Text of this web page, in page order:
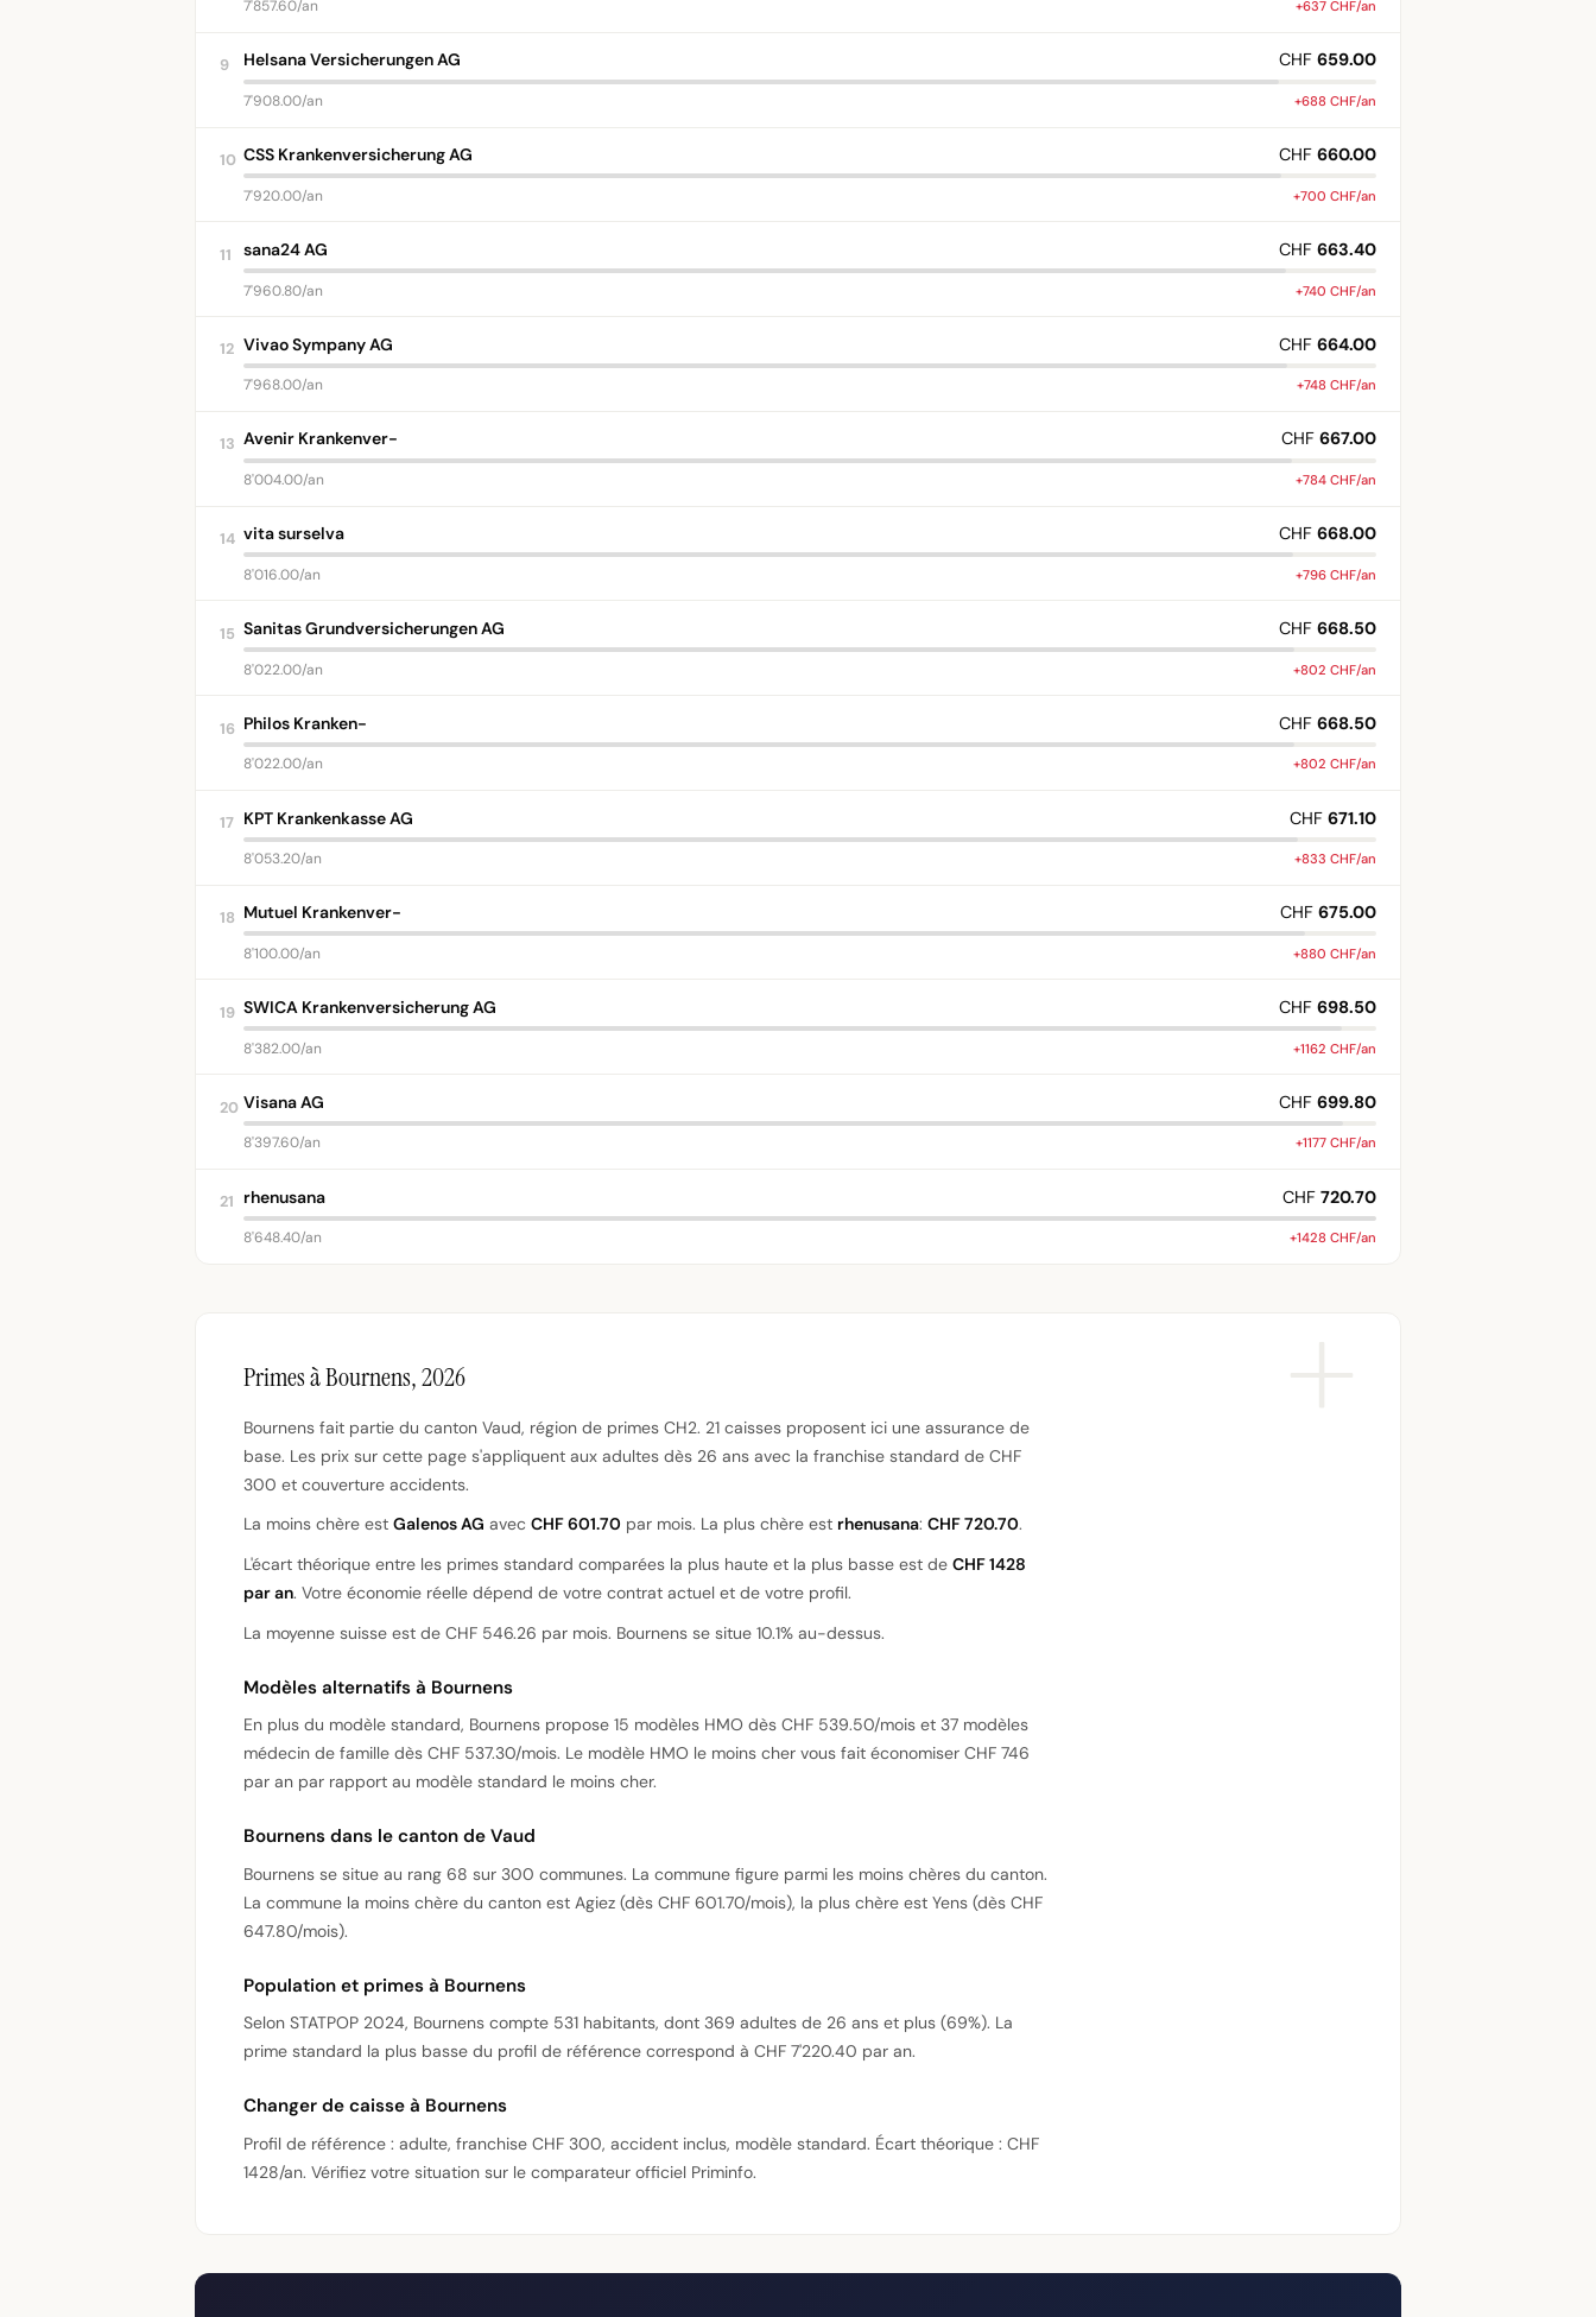
7'857.60/an +637 CHF/an
9 Helsana Versicherungen AG CHF 659.00
7'908.00/an +688 CHF/an
10 CSS Krankenversicherung AG CHF 660.00
7'920.00/an +700 CHF/an
11 sana24 AG CHF 663.40
7'960.80/an +740 CHF/an
12 Vivao Sympany AG CHF 664.00
7'968.00/an +748 CHF/an
13 Avenir Krankenver- CHF 667.00
8'004.00/an +784 CHF/an
14 vita surselva CHF 668.00
8'016.00/an +796 CHF/an
15 Sanitas Grundversicherungen AG CHF 668.50
8'022.00/an +802 CHF/an
16 Philos Kranken- CHF 668.50
8'022.00/an +802 CHF/an
17 KPT Krankenkasse AG CHF 671.10
8'053.20/an +833 CHF/an
18 Mutuel Krankenver- CHF 675.00
8'100.00/an +880 CHF/an
19 SWICA Krankenversicherung AG CHF 698.50
8'382.00/an +1162 CHF/an
20 Visana AG CHF 699.80
8'397.60/an +1177 CHF/an
21 rhenusana CHF 720.70
8'648.40/an +1428 CHF/an
Primes à Bournens, 2026
Bournens fait partie du canton Vaud, région de primes CH2. 21 caisses proposent ici une assurance de
base. Les prix sur cette page s'appliquent aux adultes dès 26 ans avec la franchise standard de CHF
300 et couverture accidents.
La moins chère est Galenos AG avec CHF 601.70 par mois. La plus chère est rhenusana: CHF 720.70.
L'écart théorique entre les primes standard comparées la plus haute et la plus basse est de CHF 1428
par an. Votre économie réelle dépend de votre contrat actuel et de votre profil.
La moyenne suisse est de CHF 546.26 par mois. Bournens se situe 10.1% au-dessus.
Modèles alternatifs à Bournens
En plus du modèle standard, Bournens propose 15 modèles HMO dès CHF 539.50/mois et 37 modèles
médecin de famille dès CHF 537.30/mois. Le modèle HMO le moins cher vous fait économiser CHF 746
par an par rapport au modèle standard le moins cher.
Bournens dans le canton de Vaud
Bournens se situe au rang 68 sur 300 communes. La commune figure parmi les moins chères du canton.
La commune la moins chère du canton est Agiez (dès CHF 601.70/mois), la plus chère est Yens (dès CHF
647.80/mois).
Population et primes à Bournens
Selon STATPOP 2024, Bournens compte 531 habitants, dont 369 adultes de 26 ans et plus (69%). La
prime standard la plus basse du profil de référence correspond à CHF 7'220.40 par an.
Changer de caisse à Bournens
Profil de référence : adulte, franchise CHF 300, accident inclus, modèle standard. Écart théorique : CHF
1428/an. Vérifiez votre situation sur le comparateur officiel Priminfo.